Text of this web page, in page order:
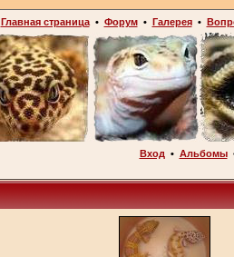
Главная страница• Форум• Галерея•
Вход • Альбомы